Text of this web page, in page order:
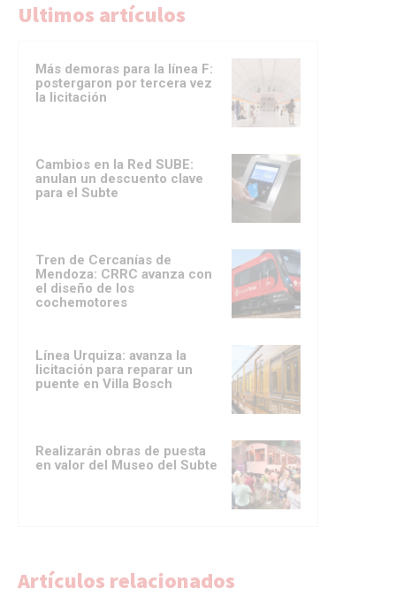
Ultimos artículos
Más demoras para la línea F:
postergaron por tercera vez
la licitación
Cambios en la Red SUBE:
anulan un descuento clave
para el Subte
Tren de Cercanías de
Mendoza: CRRC avanza con
el diseño de los
cochemotores
Línea Urquiza: avanza la
licitación para reparar un
puente en Villa Bosch
Realizarán obras de puesta
en valor del Museo del Subte
Artículos relacionados